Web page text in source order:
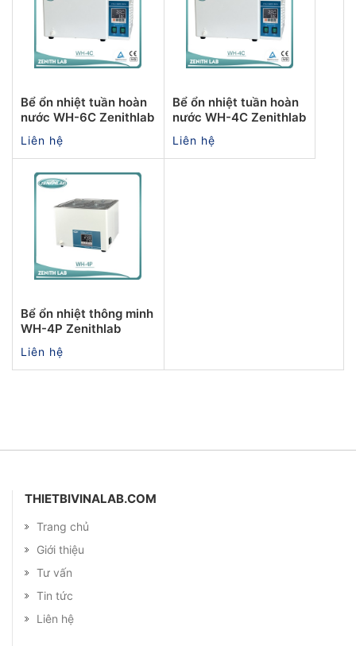
Bể ổn nhiệt tuần hoàn
nước WH-6C Zenithlab
Liên hệ
Bể ổn nhiệt tuần hoàn
nước WH-4C Zenithlab
Liên hệ
Bể ổn nhiệt thông minh
WH-4P Zenithlab
Liên hệ
THIETBIVINALAB.COM
Trang chủ
Giới thiệu
Tư vấn
Tin tức
Liên hệ